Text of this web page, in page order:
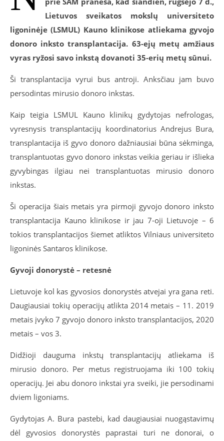
Lietuvos sveikatos mokslų universiteto
ligoninėje (LSMUL) Kauno klinikose atliekama gyvojo
donoro inksto transplantacija. 63-ejų metų amžiaus
vyras ryžosi savo inkstą dovanoti 35-erių metų sūnui.
Ši transplantacija vyrui bus antroji. Anksčiau jam buvo
persodintas mirusio donoro inkstas.
Kaip teigia LSMUL Kauno klinikų gydytojas nefrologas,
vyresnysis transplantacijų koordinatorius Andrejus Bura,
transplantacija iš gyvo donoro dažniausiai būna sėkminga,
transplantuotas gyvo donoro inkstas veikia geriau ir išlieka
gyvybingas ilgiau nei transplantuotas mirusio donoro
inkstas.
Ši operacija šiais metais yra pirmoji gyvojo donoro inksto
transplantacija Kauno klinikose ir jau 7-oji Lietuvoje – 6
tokios transplantacijos šiemet atliktos Vilniaus universiteto
ligoninės Santaros klinikose.
Gyvoji donorystė – retesnė
Lietuvoje kol kas gyvosios donorystės atvejai yra gana reti.
Daugiausiai tokių operacijų atlikta 2014 metais – 11. 2019
metais įvyko 7 gyvojo donoro inksto transplantacijos, 2020
metais – vos 3.
Didžioji dauguma inkstų transplantacijų atliekama iš
mirusio donoro. Per metus registruojama iki 100 tokių
operacijų. Jei abu donoro inkstai yra sveiki, jie persodinami
dviem ligoniams.
Gydytojas A. Bura pastebi, kad daugiausiai nuogąstavimų
dėl gyvosios donorystės paprastai turi ne donorai, o